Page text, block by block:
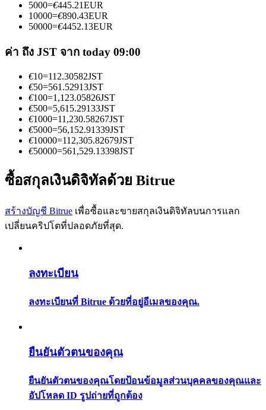
ข้อมูล
การวิเคราะห์ข้อมูลขนาดใหญ่ รวมถึงข้อมูลการค้า ฯลฯ
คู่มือเริ่มต้นฟิวเจอร์ส
กลยุทธ์การซื้อขาย
5000=€445.21EUR
10000=€890.43EUR
50000=€4452.13EUR
ค่า ถึง JST จาก today 09:00
€10=112.30582JST
€50=561.52913JST
€100=1,123.05826JST
€500=5,615.29133JST
€1000=11,230.58267JST
€5000=56,152.91339JST
€10000=112,305.82679JST
€50000=561,529.13398JST
ซื้อสกุลเงินดิจิทัลด้วย Bitrue
สร้างบัญชี Bitrue เพื่อซื้อและขายสกุลเงินดิจิทัลบนการแลก
เปลี่ยนคริปโตที่ปลอดภัยที่สุด.
ลงทะเบียน
ลงทะเบียนที่ Bitrue ด้วยที่อยู่อีเมลของคุณ.
ยืนยันตัวตนของคุณ
ยืนยันตัวตนของคุณโดยป้อนข้อมูลส่วนบุคคลของคุณและ
อัปโหลด ID รูปถ่ายที่ถูกต้อง